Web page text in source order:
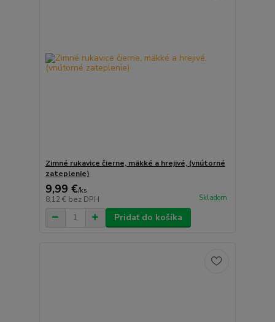
Zimné rukavice čierne, mäkké a hrejivé, (vnútorné
zateplenie)
9,99 €/ks
8,12 € bez DPH Skladom
Pridať do košíka